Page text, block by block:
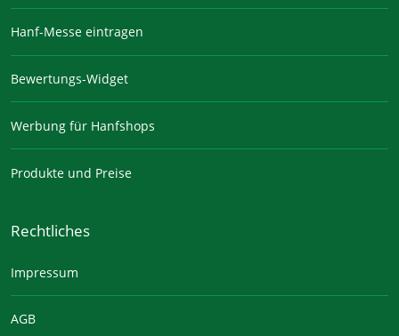
Hanf-Messe eintragen
Bewertungs-Widget
Werbung für Hanfshops
Produkte und Preise
Rechtliches
Impressum
AGB